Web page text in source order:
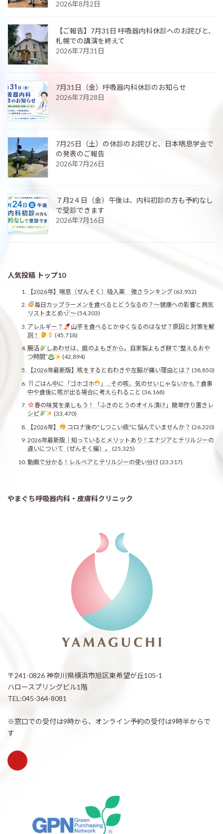
2026年8月2日
【ご報告】7月31日 呼吸器内科休診へのお詫びと、
札幌での講演を終えて
2026年7月31日
7月31日（金）呼吸器内科休診のお知らせ
2026年7月28日
7月25日（土）の休診のお詫びと、日本喘息学会で
の発表のご報告
2026年7月26日
７月2４日（金）午後は、内科初診の方も予約なし
で受診できます
2026年7月16日
人気投稿 トップ10
【2026年】喘息（ぜんそく）吸入薬 強さランキング(63,932)
毎日カップラーメンを食べるとどうなるの？〜健康への影響と病気
リストまとめ
〜(54,303)
アレルギー？
山芋を食べるとかゆくなるのはなぜ？原因と対策を解
説！
(45,718)
腸活
しあわせは、庭のよもぎから。自家製よもぎ餅で“整えるおや
つ時間”
(42,894)
【2026年最新版】咳をすると右わきや左脇が痛い理由とは？ (38,850)
ごはん中に「ゴホゴホ
」…その咳、気のせいじゃないかも？食事
中や食後に咳が出る場合に考えられること (36,168)
春の味覚を楽しもう！「ふきのとうのオイル漬け」簡単作り置きレ
シピ
(33,470)
【2026年】
コロナ後の"しつこい痰"に悩んでいませんか？ (26,220)
2026年最新版｜知っているとメリットあり！エナジアとテリルジーの
違いについて（ぜんそく編）。
(25,325)
動画で分かる！レルベアとテリルジーの使い分け (23,317)
やまぐち呼吸器内科・皮膚科クリニック
〒241-0826 神奈川県横浜市旭区東希望が丘105-1
ハロースプリングビル1階
TEL:045-364-8081
※窓口での受付は9時から、オンライン予約の受付は9時半からで
す